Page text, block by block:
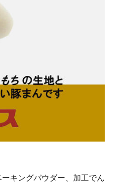
キングパウダー、加工でん